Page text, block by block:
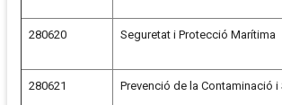
280620 Seguretat i Protecció Marítima
280621 Prevenció de la Contaminació